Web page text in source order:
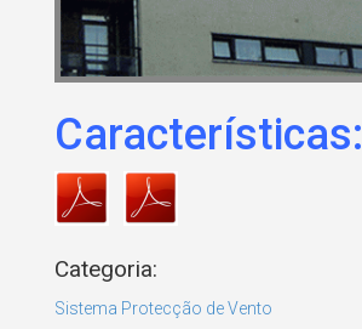
Características:
Categoria:
Sistema Protecção de Vento